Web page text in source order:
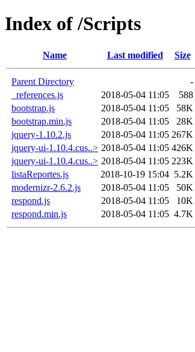
Index of /Scripts
Name Last modified Size
Parent Directory
-
_references.js
2018-05-04 11:05
588
bootstrap.js
2018-05-04 11:05
58K
bootstrap.min.js
2018-05-04 11:05
28K
jquery-1.10.2.js
2018-05-04 11:05 267K
jquery-ui-1.10.4.cus..> 2018-05-04 11:05 426K
jquery-ui-1.10.4.cus..> 2018-05-04 11:05 223K
listaReportes.js
2018-10-19 15:04 5.2K
modernizr-2.6.2.js
2018-05-04 11:05
50K
respond.js
2018-05-04 11:05
10K
respond.min.js
2018-05-04 11:05 4.7K